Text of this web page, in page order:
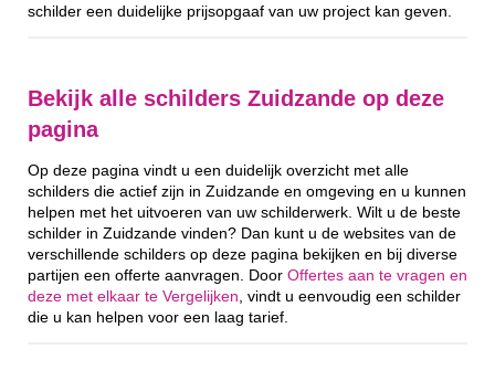
schilder een duidelijke prijsopgaaf van uw project kan geven.
Bekijk alle schilders Zuidzande op deze
pagina
Op deze pagina vindt u een duidelijk overzicht met alle
schilders die actief zijn in Zuidzande en omgeving en u kunnen
helpen met het uitvoeren van uw schilderwerk. Wilt u de beste
schilder in Zuidzande vinden? Dan kunt u de websites van de
verschillende schilders op deze pagina bekijken en bij diverse
partijen een offerte aanvragen. Door Offertes aan te vragen en
deze met elkaar te Vergelijken , vindt u eenvoudig een schilder
die u kan helpen voor een laag tarief.